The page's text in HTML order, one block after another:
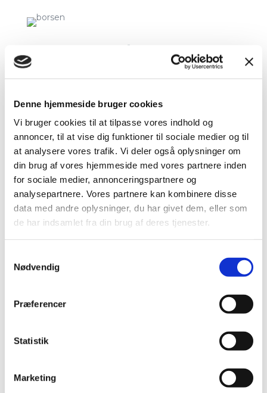
Denne hjemmeside bruger cookies
Vi bruger cookies til at tilpasse vores indhold og
annoncer, til at vise dig funktioner til sociale medier og til
at analysere vores trafik. Vi deler også oplysninger om
din brug af vores hjemmeside med vores partnere inden
for sociale medier, annonceringspartnere og
analysepartnere. Vores partnere kan kombinere disse
data med andre oplysninger, du har givet dem, eller som
de har indsamlet fra din brug af deres tjenester.
Nødvendig
Præferencer
Statistik
Marketing
BØRSEN /
WEEKEND
September 2021
Beauty editor Anette Kristine Poulsen
recommends
“Place your face in good hands”
If you need calmness and your skin needs extra
glow, help is at hand with one of these five facial
treatments that the beauty editor highly
recommends.
Read article p. 16